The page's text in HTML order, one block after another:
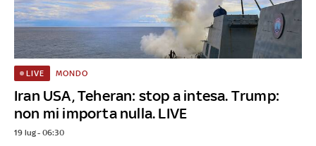
Iran USA, Teheran: stop a intesa. Trump:
non mi importa nulla. LIVE
LIVE MONDO
19 lug - 06:30